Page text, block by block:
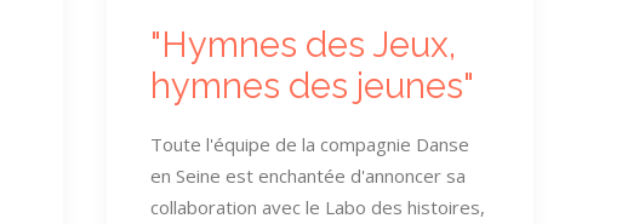
"Hymnes des Jeux,
hymnes des jeunes"
Toute l'équipe de la compagnie Danse
en Seine est enchantée d'annoncer sa
collaboration avec le Labo des histoires,